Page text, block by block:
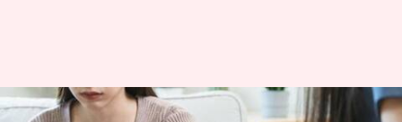
వరల్డ్ టీన్ మెంటల్ వెల్నెస్ డే: చరిత్ర,